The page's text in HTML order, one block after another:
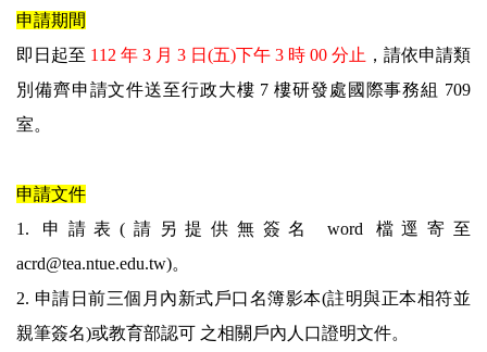
申請期間
即日起至 112 年 3 月 3 日(五)下午 3 時 00 分止 ，請依申請類
別備齊申請文件送至行政大樓 7 樓研發處國際事務組 709
室。
申請文件
1. 申請表(請另提供無簽名 word 檔逕寄至
acrd@tea.ntue.edu.tw)。
2. 申請日前三個月內新式戶口名簿影本(註明與正本相符並
親筆簽名)或教育部認可 之相關戶內人口證明文件。